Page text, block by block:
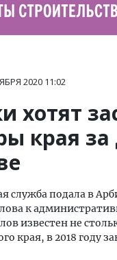
2020 11:02
хотят
края
служба подала в
к
известен не
края, в 2018 году